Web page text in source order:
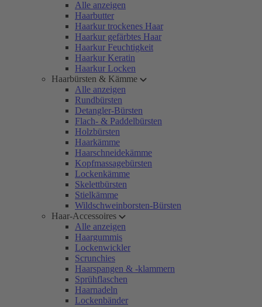
Alle anzeigen
Haarbutter
Haarkur trockenes Haar
Haarkur gefärbtes Haar
Haarkur Feuchtigkeit
Haarkur Keratin
Haarkur Locken
Haarbürsten & Kämme
Alle anzeigen
Rundbürsten
Detangler-Bürsten
Flach- & Paddelbürsten
Holzbürsten
Haarkämme
Haarschneidekämme
Kopfmassagebürsten
Lockenkämme
Skelettbürsten
Stielkämme
Wildschweinborsten-Bürsten
Haar-Accessoires
Alle anzeigen
Haargummis
Lockenwickler
Scrunchies
Haarspangen & -klammern
Sprühflaschen
Haarnadeln
Lockenbänder